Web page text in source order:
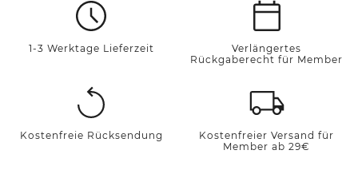
1-3 Werktage Lieferzeit
Verlängertes
Rückgaberecht für Member
Kostenfreie Rücksendung
Kostenfreier Versand für
Member ab 29€